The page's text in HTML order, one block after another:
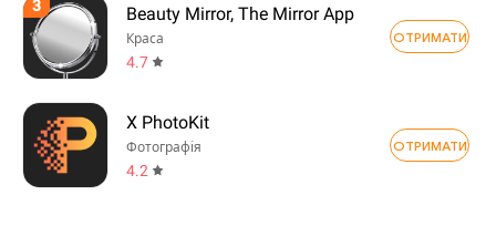
3 Beauty Mirror, The Mirror App
Краса
4.7
ОТРИМАТИ
X PhotoKit
Фотографія
4.2
ОТРИМАТИ